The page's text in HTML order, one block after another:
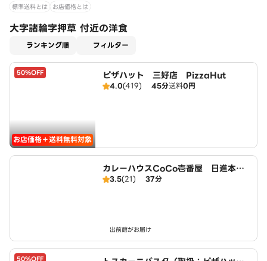
標準送料とは お店価格とは
大字諸輪字押草 付近の洋食
ランキング順 フィルター
50%OFF
お店価格＋送料無料対象
ピザハット 三好店 PizzaHut
4.0(419) 45分送料0円
カレーハウスCoCo壱番屋 日進本郷
町店（SD）
3.5(21) 37分
出前館がお届け
50%OFF